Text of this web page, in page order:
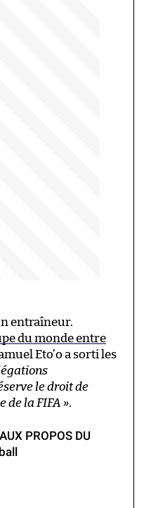
entraîneur.
du monde entre
Eto’o a sorti les
le droit de
de la FIFA ».
PROPOS DU